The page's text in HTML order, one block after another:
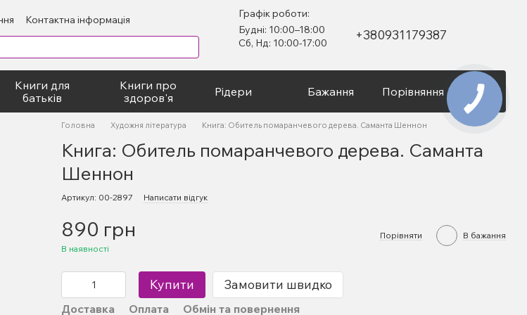
Контактна інформація
Графік роботи:
Будні: 10:00–18:00
Сб, Нд: 10:00-17:00
+380931179387
Книги для
батьків
Книги про
здоров'я
Рідери Бажання Порівняння Вхід
Головна Художня література Книга: Обитель помаранчевого дерева. Саманта Шеннон
Книга: Обитель помаранчевого дерева. Саманта
Шеннон
Артикул: 00-2897 Написати відгук
890 грн
В наявності
Порівняти В бажання
Купити Замовити швидко
Доставка Оплата Обмін та повернення